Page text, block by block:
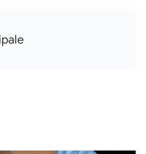
Falco